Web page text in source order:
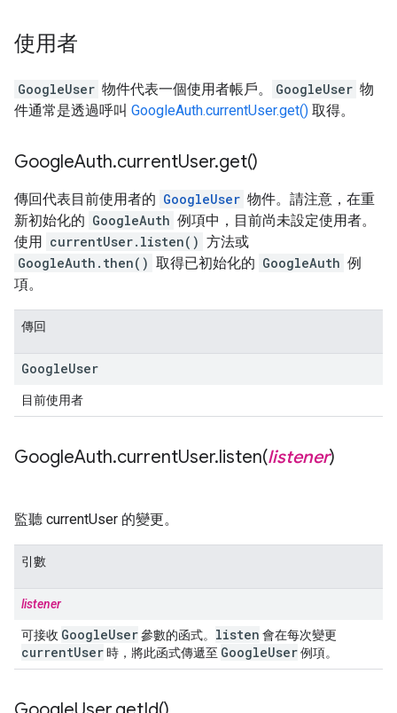
使用者
GoogleUser 物件代表一個使用者帳戶。 GoogleUser 物
件通常是透過呼叫 GoogleAuth.currentUser.get() 取得。
GoogleAuth.currentUser.get()
傳回代表目前使用者的 GoogleUser 物件。請注意，在重
新初始化的 GoogleAuth 例項中，目前尚未設定使用者。
使用 currentUser.listen() 方法或
GoogleAuth.then() 取得已初始化的 GoogleAuth 例
項。
傳回
GoogleUser
目前使用者
GoogleAuth.currentUser.listen(listener)
監聽 currentUser 的變更。
引數
listener
可接收 GoogleUser參數的函式。 listen 會在每次變更
currentUser時，將此函式傳遞至 GoogleUser例項。